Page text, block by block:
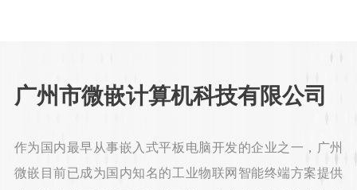
广州市微嵌计算机科技有限公司
作为国内最早从事嵌入式平板电脑开发的企业之一，广州
微嵌目前已成为国内知名的工业物联网智能终端方案提供